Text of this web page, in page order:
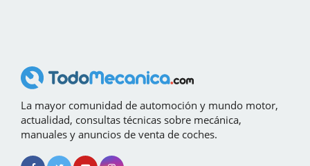
La mayor comunidad de automoción y mundo motor,
actualidad, consultas técnicas sobre mecánica,
manuales y anuncios de venta de coches.